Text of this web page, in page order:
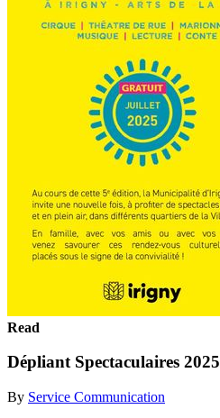
Read
Dépliant Spectaculaires 2025
By Service Communication